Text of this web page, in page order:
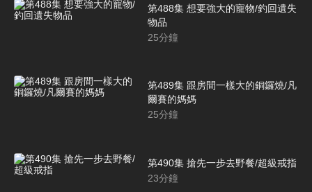
第488集 想要強大的寵物/釣回遺失
物品
25分鐘
第489集 跟房間一樣大的銅鑼燒/凡
爾賽的媽媽
25分鐘
第490集 搶先一步去野餐/超級戒指
23分鐘